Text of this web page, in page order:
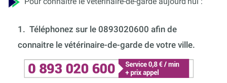
1. Téléphonez sur le 0893020600 afin de
connaitre le vétérinaire-de-garde de votre ville.